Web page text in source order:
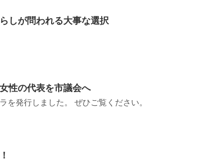
しが問われる大事な選択
性の代表を市議会へ
を発行しました。 ぜひご覧ください。
！